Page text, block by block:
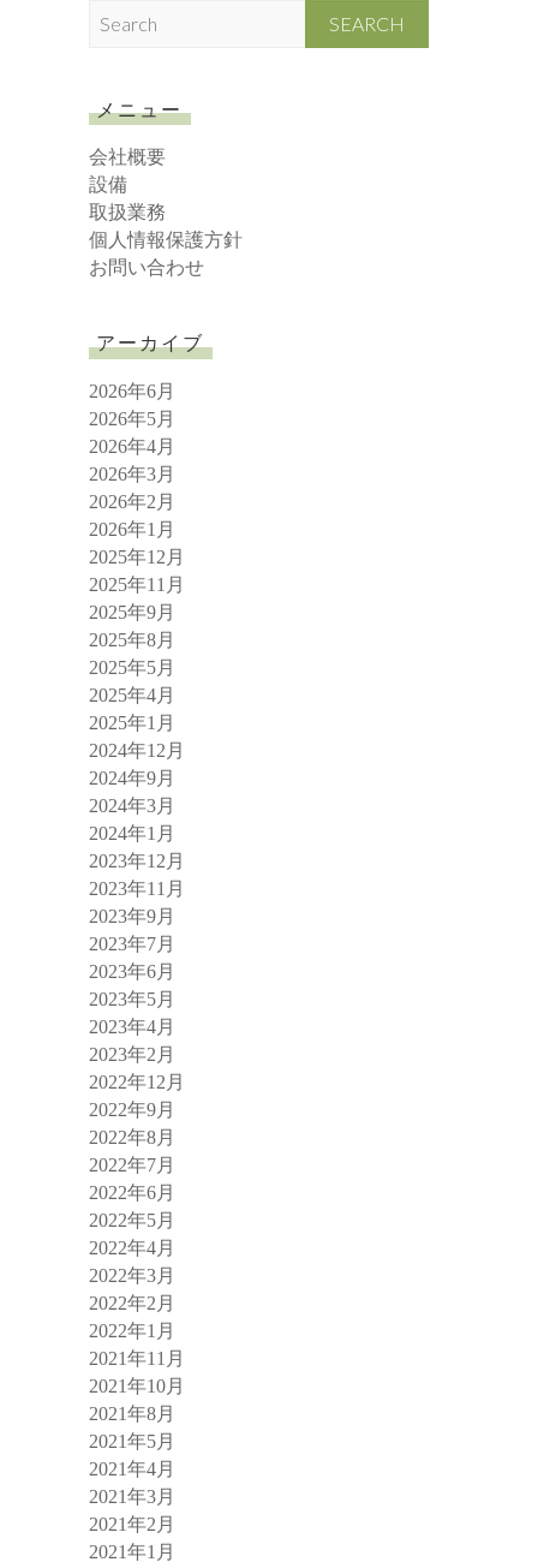
c
h
メニュー
会社概要
設備
取扱業務
個人情報保護方針
お問い合わせ
アーカイブ
2026年6月
2026年5月
2026年4月
2026年3月
2026年2月
2026年1月
2025年12月
2025年11月
2025年9月
2025年8月
2025年5月
2025年4月
2025年1月
2024年12月
2024年9月
2024年3月
2024年1月
2023年12月
2023年11月
2023年9月
2023年7月
2023年6月
2023年5月
2023年4月
2023年2月
2022年12月
2022年9月
2022年8月
2022年7月
2022年6月
2022年5月
2022年4月
2022年3月
2022年2月
2022年1月
2021年11月
2021年10月
2021年8月
2021年5月
2021年4月
2021年3月
2021年2月
2021年1月